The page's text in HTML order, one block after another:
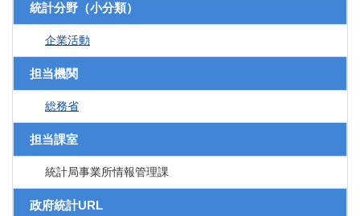
統計分野（小分類）
企業活動
担当機関
総務省
担当課室
統計局事業所情報管理課
政府統計URL